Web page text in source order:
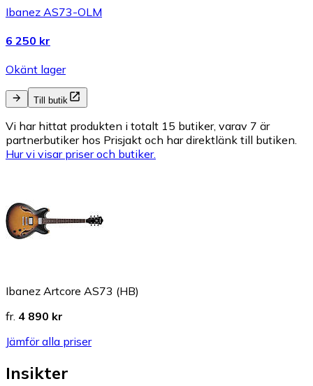
Ibanez AS73-OLM
6 250 kr
Okänt lager
Till butik
Vi har hittat produkten i totalt 15 butiker, varav 7 är
partnerbutiker hos Prisjakt och har direktlänk till butiken.
Hur vi visar priser och butiker.
Ibanez Artcore AS73 (HB)
fr. 4 890 kr
Jämför alla priser
Insikter